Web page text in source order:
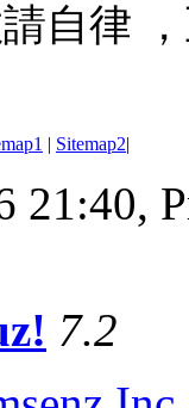
自律
| Sitemap2|
21:40,
7.2